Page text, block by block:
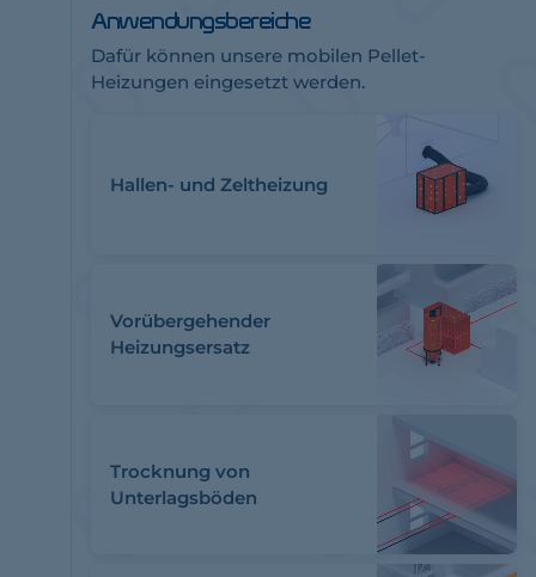
Anwendungsbereiche
Dafür können unsere mobilen Pellet-
Heizungen eingesetzt werden.
Hallen- und Zeltheizung
Vorübergehender
Heizungsersatz
Trocknung von
Unterlagsböden